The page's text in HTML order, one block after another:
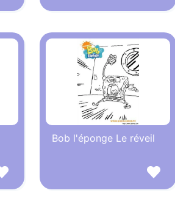
Bob l'éponge Le réveil